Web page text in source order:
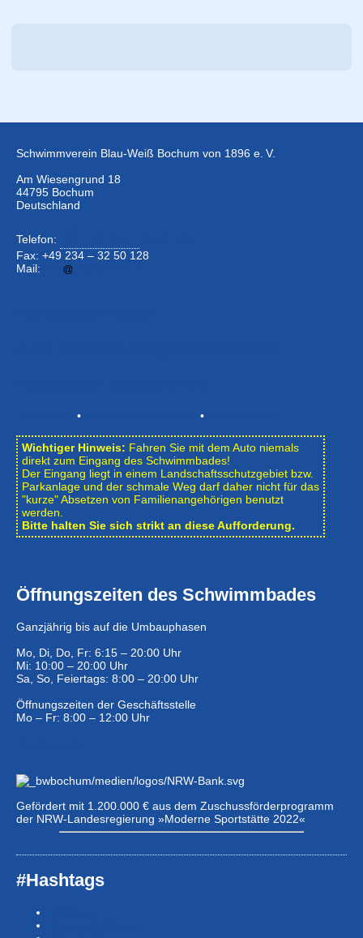
Schwimmverein Blau-Weiß Bochum von 1896 e. V.
Am Wiesengrund 18
44795 Bochum
Deutschland
Telefon:
Fax: +49 234 – 32 50 128
Mail:
• •
Wichtiger Hinweis: Fahren Sie mit dem Auto niemals
direkt zum Eingang des Schwimmbades!
Der Eingang liegt in einem Landschafts­schutzgebiet bzw.
Park­anlage und der schmale Weg darf daher nicht für das
"kurze" Absetzen von Familienangehörigen benutzt
werden.
Bitte halten Sie sich strikt an diese Aufforderung.
Öffnungszeiten des Schwimmbades
Ganzjährig bis auf die Umbauphasen
Mo, Di, Do, Fr: 6:15 – 20:00 Uhr
Mi: 10:00 – 20:00 Uhr
Sa, So, Feiertags: 8:00 – 20:00 Uhr
Öffnungszeiten der Geschäftsstelle
Mo – Fr: 8:00 – 12:00 Uhr
Gefördert mit 1.200.000 € aus dem Zuschussförderprogramm
der NRW-Landesregierung »Moderne Sportstätte 2022«
#Hashtags